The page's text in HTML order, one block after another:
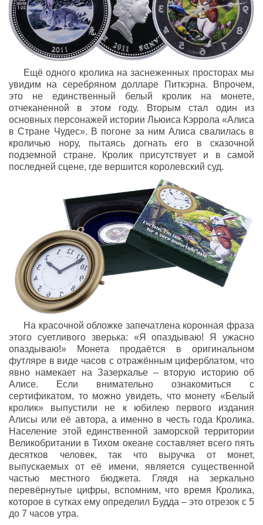
Ещё одного кролика на заснеженных просторах мы
увидим на серебряном долларе Питкэрна. Впрочем,
это не единственный белый кролик на монете,
отчеканенной в этом году. Вторым стал один из
основных персонажей истории Льюиса Кэррола «Алиса
в Стране Чудес». В погоне за ним Алиса свалилась в
кроличью нору, пытаясь догнать его в сказочной
подземной стране. Кролик присутствует и в самой
последней сцене, где вершится королевский суд.
На красочной обложке запечатлена коронная фраза
этого суетливого зверька: «Я опаздываю! Я ужасно
опаздываю!» Монета продаётся в оригинальном
футляре в виде часов с отражённым циферблатом, что
явно намекает на Зазеркалье – вторую историю об
Алисе. Если внимательно ознакомиться с
сертификатом, то можно увидеть, что монету «Белый
кролик» выпустили не к юбилею первого издания
Алисы или её автора, а именно в честь года Кролика.
Население этой единственной заморской территории
Великобритании в Тихом океане составляет всего пять
десятков человек, так что выручка от монет,
выпускаемых от её имени, является существенной
частью местного бюджета. Глядя на зеркально
перевёрнутые цифры, вспомним, что время Кролика,
которое в сутках ему определил Будда – это отрезок с 5
до 7 часов утра.